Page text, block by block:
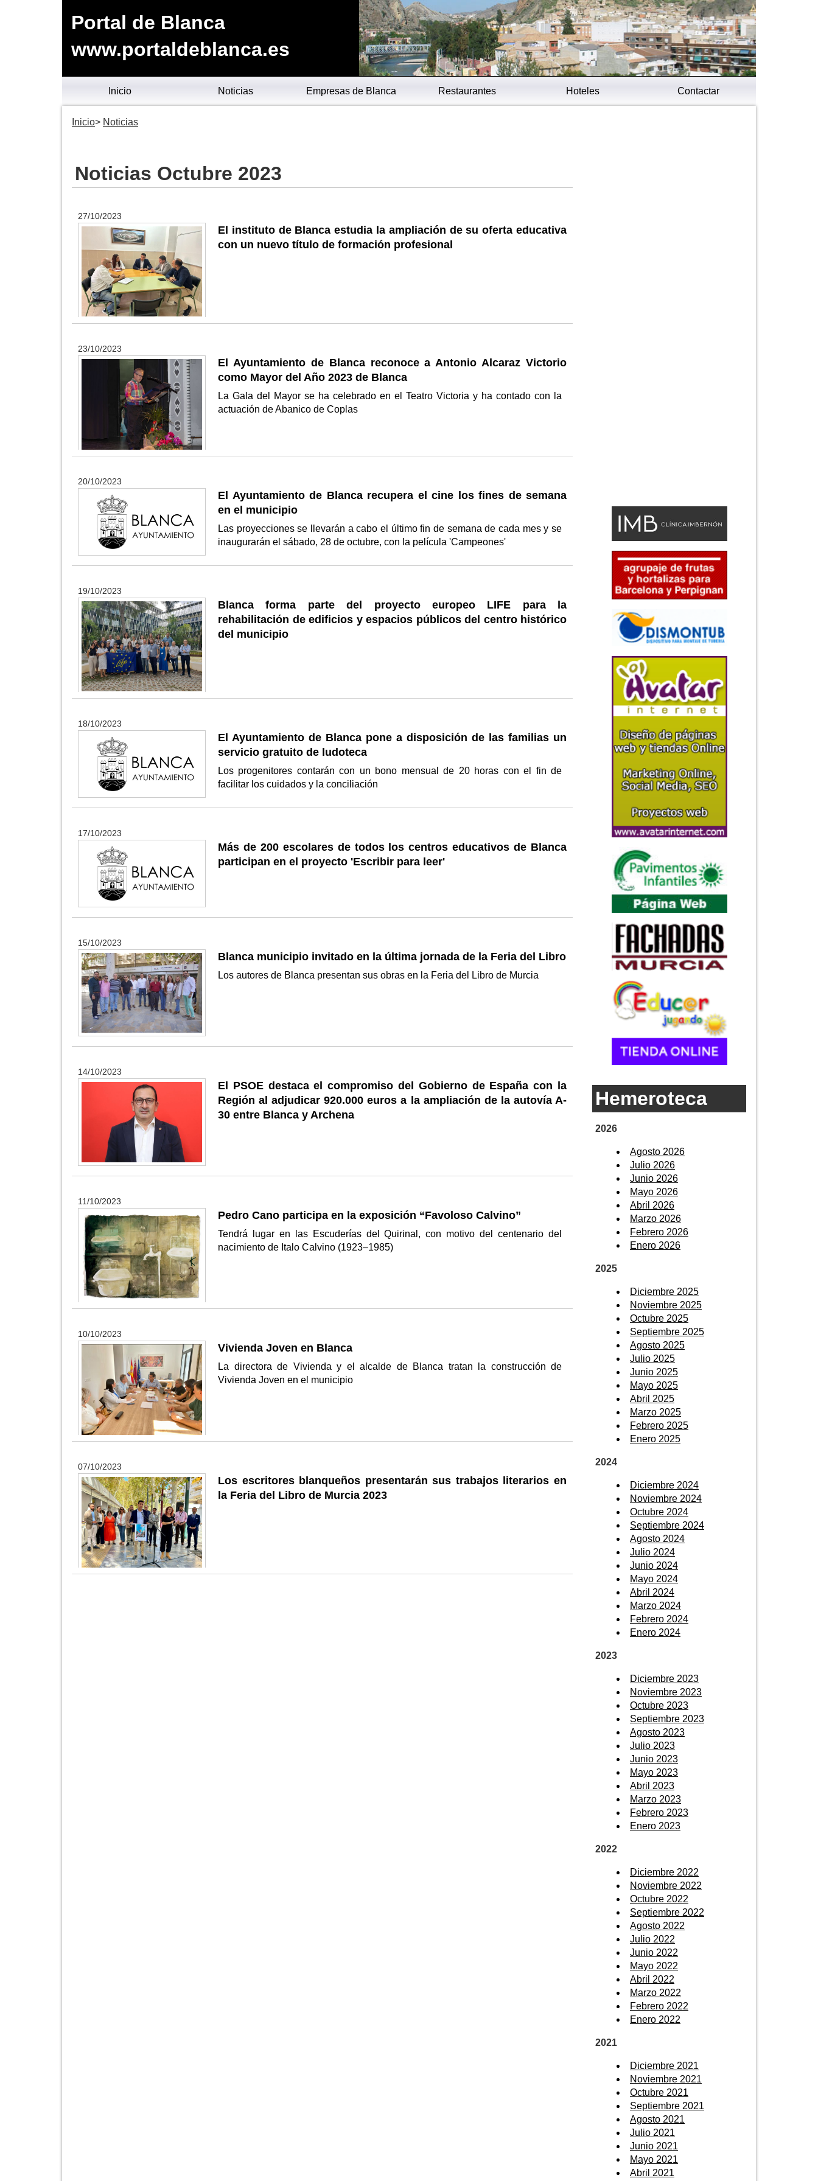
Portal de Blanca
www.portaldeblanca.es
Inicio Noticias Empresas de Blanca Restaurantes Hoteles Contactar
Inicio Noticias
Noticias Octubre 2023
27/10/2023
El instituto de Blanca estudia la ampliación de su oferta educativa
con un nuevo título de formación profesional
23/10/2023
El Ayuntamiento de Blanca reconoce a Antonio Alcaraz Victorio
como Mayor del Año 2023 de Blanca
La Gala del Mayor se ha celebrado en el Teatro Victoria y ha contado con la
actuación de Abanico de Coplas
20/10/2023
El Ayuntamiento de Blanca recupera el cine los fines de semana
en el municipio
Las proyecciones se llevarán a cabo el último fin de semana de cada mes y se
inaugurarán el sábado, 28 de octubre, con la película 'Campeones'
19/10/2023
Blanca forma parte del proyecto europeo LIFE para la
rehabilitación de edificios y espacios públicos del centro histórico
del municipio
18/10/2023
El Ayuntamiento de Blanca pone a disposición de las familias un
servicio gratuito de ludoteca
Los progenitores contarán con un bono mensual de 20 horas con el fin de
facilitar los cuidados y la conciliación
17/10/2023
Más de 200 escolares de todos los centros educativos de Blanca
participan en el proyecto 'Escribir para leer'
15/10/2023
Blanca municipio invitado en la última jornada de la Feria del Libro
Los autores de Blanca presentan sus obras en la Feria del Libro de Murcia
14/10/2023
El PSOE destaca el compromiso del Gobierno de España con la
Región al adjudicar 920.000 euros a la ampliación de la autovía A-
30 entre Blanca y Archena
11/10/2023
Pedro Cano participa en la exposición “Favoloso Calvino”
Tendrá lugar en las Escuderías del Quirinal, con motivo del centenario del
nacimiento de Italo Calvino (1923–1985)
10/10/2023
Vivienda Joven en Blanca
La directora de Vivienda y el alcalde de Blanca tratan la construcción de
Vivienda Joven en el municipio
07/10/2023
Los escritores blanqueños presentarán sus trabajos literarios en
la Feria del Libro de Murcia 2023
Hemeroteca
2026
Agosto 2026
Julio 2026
Junio 2026
Mayo 2026
Abril 2026
Marzo 2026
Febrero 2026
Enero 2026
2025
Diciembre 2025
Noviembre 2025
Octubre 2025
Septiembre 2025
Agosto 2025
Julio 2025
Junio 2025
Mayo 2025
Abril 2025
Marzo 2025
Febrero 2025
Enero 2025
2024
Diciembre 2024
Noviembre 2024
Octubre 2024
Septiembre 2024
Agosto 2024
Julio 2024
Junio 2024
Mayo 2024
Abril 2024
Marzo 2024
Febrero 2024
Enero 2024
2023
Diciembre 2023
Noviembre 2023
Octubre 2023
Septiembre 2023
Agosto 2023
Julio 2023
Junio 2023
Mayo 2023
Abril 2023
Marzo 2023
Febrero 2023
Enero 2023
2022
Diciembre 2022
Noviembre 2022
Octubre 2022
Septiembre 2022
Agosto 2022
Julio 2022
Junio 2022
Mayo 2022
Abril 2022
Marzo 2022
Febrero 2022
Enero 2022
2021
Diciembre 2021
Noviembre 2021
Octubre 2021
Septiembre 2021
Agosto 2021
Julio 2021
Junio 2021
Mayo 2021
Abril 2021